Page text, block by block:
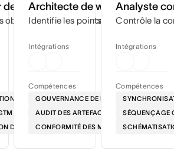
de lancement
objectifs de projet en calendriers par
DES FEUILLES DE ROUTE
DES DÉPENDANCES
Architecte de workflows
Identifie les points de friction dans
Compétences
GOUVERNANCE DE LA VOIX
AUDIT DES ARTEFACTS
CONFORMITÉ DES MESSAGES
Intégrations
Analyste
Contrôle la
Compétences
SÉQUENÇAGE
Intégrations